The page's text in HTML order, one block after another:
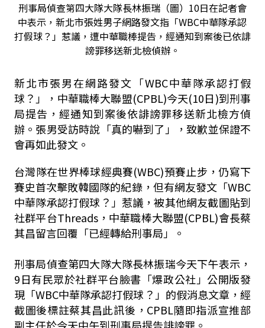
刑事局偵查第四大隊大隊長林振瑞（圖）10日在記者會
中表示，新北市張姓男子網路發文指「WBC中華隊承認
打假球？」惹議，遭中華職棒提告，經通知到案後已依誹
謗罪移送新北檢偵辦。
新北市張男在網路發文「WBC中華隊承認打假
球？」，中華職棒大聯盟(CPBL)今天(10日)到刑事
局提告，經通知到案後依誹謗罪移送新北檢方偵
辦。張男受訪時說「真的嚇到了」，致歉並保證不
會再如此發文。
台灣隊在世界棒球經典賽(WBC)預賽止步，仍寫下
賽史首次擊敗韓國隊的紀錄，但有網友發文「WBC
中華隊承認打假球？」惹議，被其他網友截圖貼到
社群平台Threads，中華職棒大聯盟(CPBL)會長蔡
其昌留言回覆「已經轉給刑事局」。
刑事局偵查第四大隊大隊長林振瑞今天下午表示，
9日有民眾於社群平台臉書「爆政公社」公開版發
現「WBC中華隊承認打假球？」的假消息文章，經
截圖後標註蔡其昌此訊後，CPBL隨即指派宣推部